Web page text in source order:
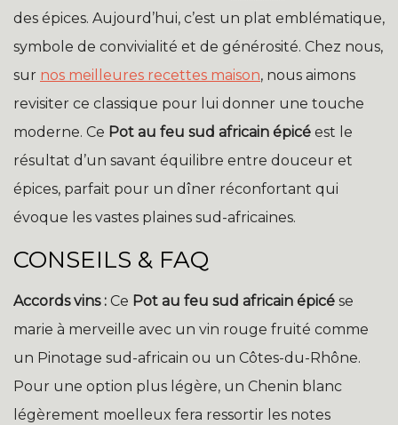
des épices. Aujourd’hui, c’est un plat emblématique,
symbole de convivialité et de générosité. Chez nous,
sur nos meilleures recettes maison, nous aimons
revisiter ce classique pour lui donner une touche
moderne. Ce Pot au feu sud africain épicé est le
résultat d’un savant équilibre entre douceur et
épices, parfait pour un dîner réconfortant qui
évoque les vastes plaines sud-africaines.
CONSEILS & FAQ
Accords vins : Ce Pot au feu sud africain épicé se
marie à merveille avec un vin rouge fruité comme
un Pinotage sud-africain ou un Côtes-du-Rhône.
Pour une option plus légère, un Chenin blanc
légèrement moelleux fera ressortir les notes